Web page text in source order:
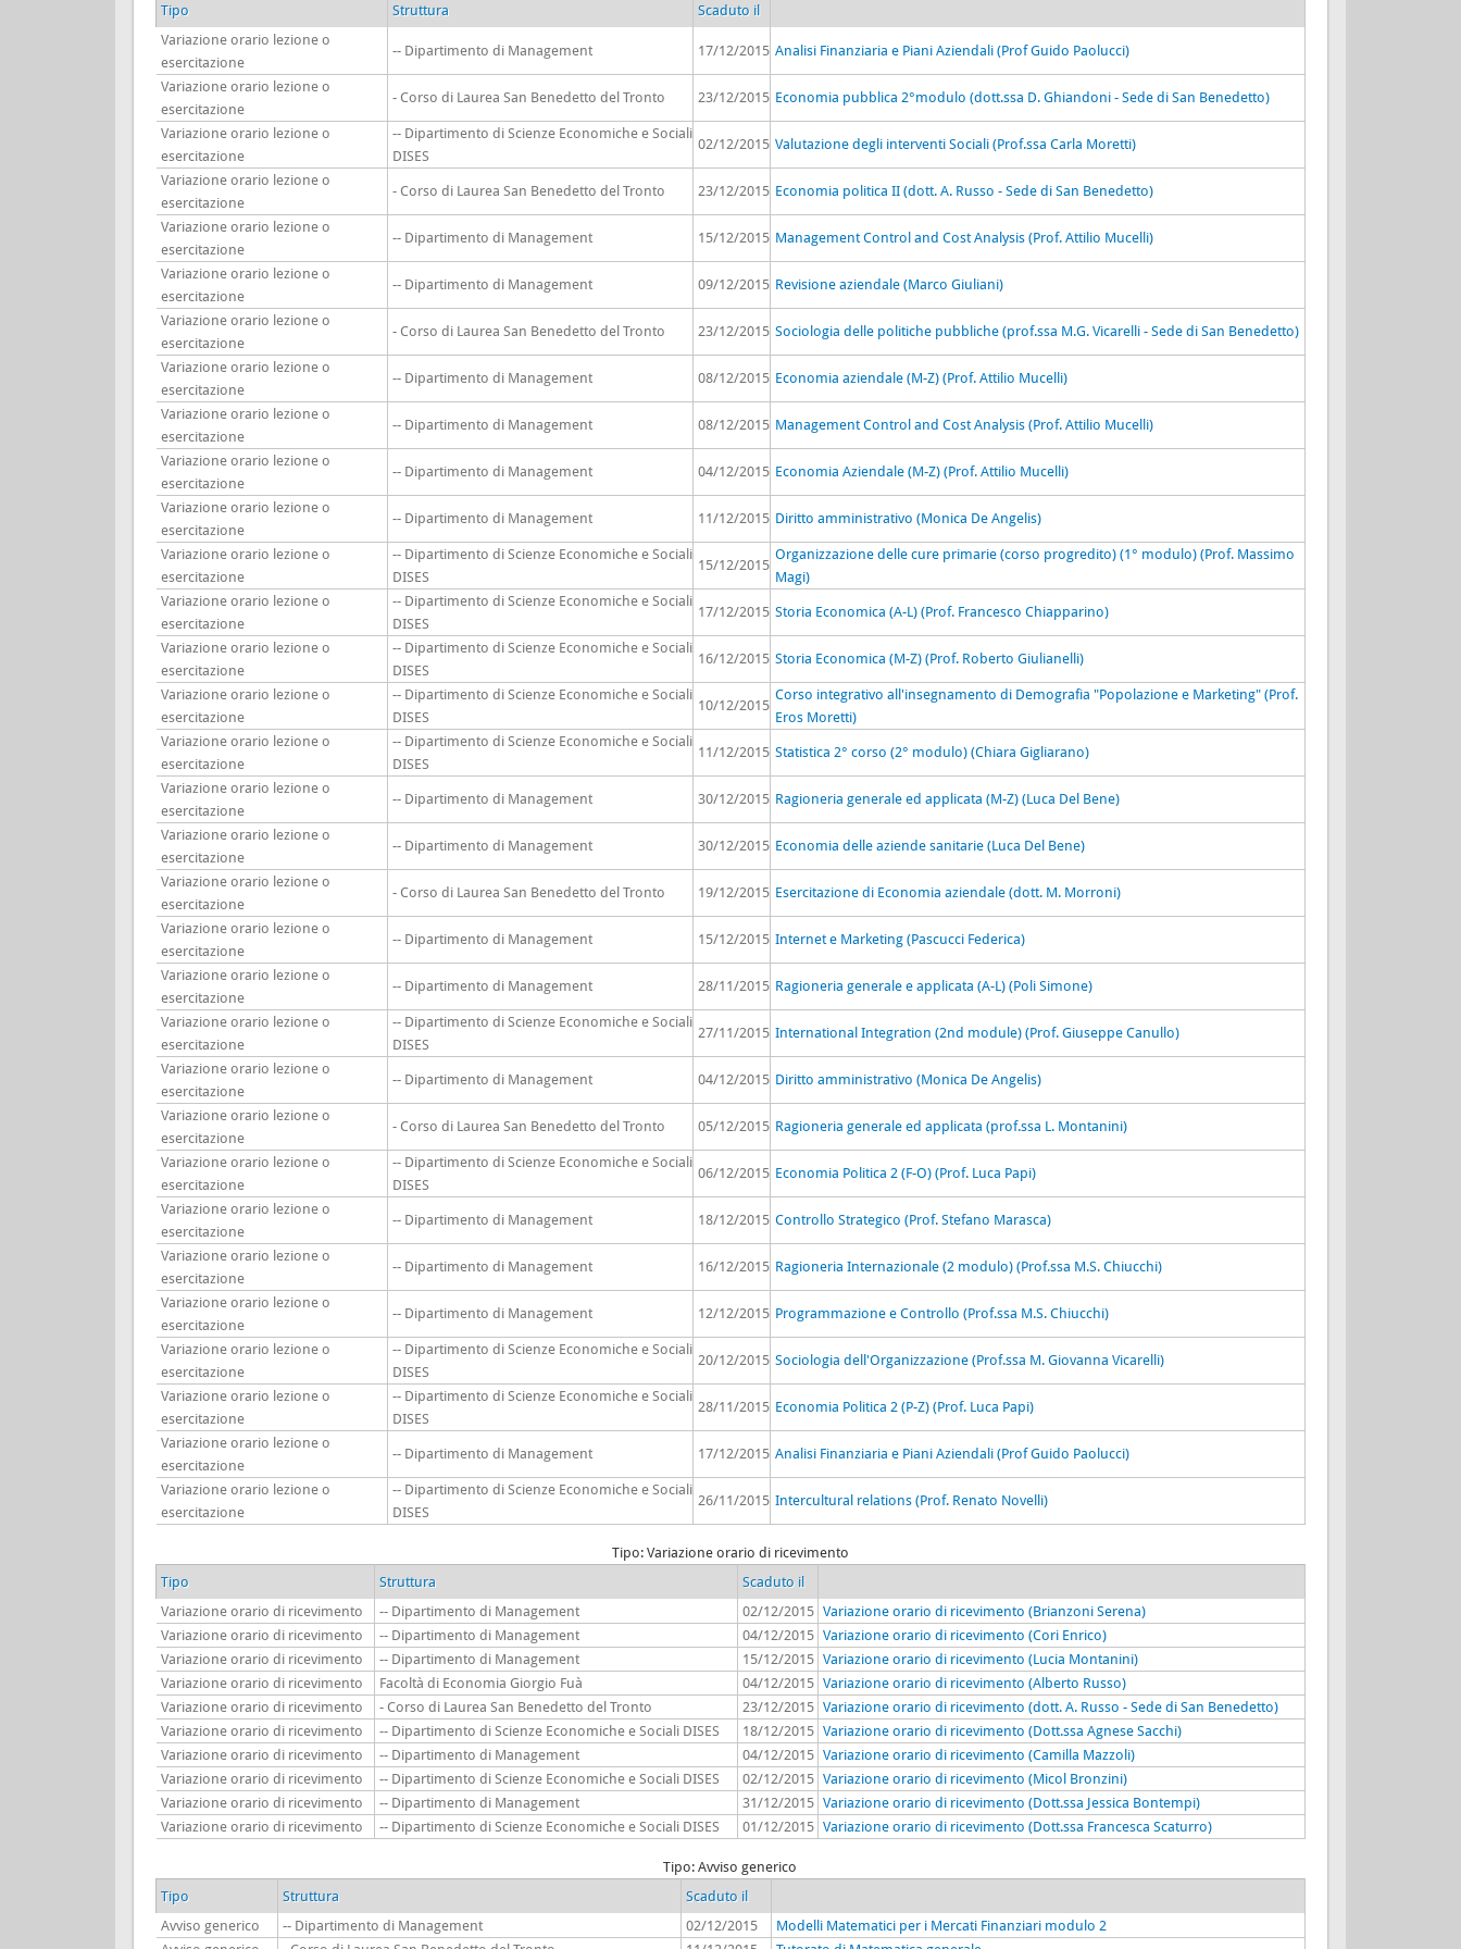
Tipo
Struttura
Scaduto il
Variazione orario lezione o
esercitazione
-- Dipartimento di Management 17/12/2015 Analisi Finanziaria e Piani Aziendali (Prof Guido Paolucci)
Variazione orario lezione o
esercitazione
- Corso di Laurea San Benedetto del Tronto 23/12/2015 Economia pubblica 2°modulo (dott.ssa D. Ghiandoni - Sede di San Benedetto)
Variazione orario lezione o
esercitazione
-- Dipartimento di Scienze Economiche e Sociali
DISES
02/12/2015 Valutazione degli interventi Sociali (Prof.ssa Carla Moretti)
Variazione orario lezione o
esercitazione
- Corso di Laurea San Benedetto del Tronto 23/12/2015 Economia politica II (dott. A. Russo - Sede di San Benedetto)
Variazione orario lezione o
esercitazione
-- Dipartimento di Management 15/12/2015 Management Control and Cost Analysis (Prof. Attilio Mucelli)
Variazione orario lezione o
esercitazione
-- Dipartimento di Management 09/12/2015 Revisione aziendale (Marco Giuliani)
Variazione orario lezione o
esercitazione
- Corso di Laurea San Benedetto del Tronto 23/12/2015 Sociologia delle politiche pubbliche (prof.ssa M.G. Vicarelli - Sede di San Benedetto)
Variazione orario lezione o
esercitazione
-- Dipartimento di Management 08/12/2015 Economia aziendale (M-Z) (Prof. Attilio Mucelli)
Variazione orario lezione o
esercitazione
-- Dipartimento di Management 08/12/2015 Management Control and Cost Analysis (Prof. Attilio Mucelli)
Variazione orario lezione o
esercitazione
-- Dipartimento di Management 04/12/2015 Economia Aziendale (M-Z) (Prof. Attilio Mucelli)
Variazione orario lezione o
esercitazione
-- Dipartimento di Management 11/12/2015 Diritto amministrativo (Monica De Angelis)
Variazione orario lezione o
esercitazione
-- Dipartimento di Scienze Economiche e Sociali
DISES
15/12/2015
Organizzazione delle cure primarie (corso progredito) (1° modulo) (Prof. Massimo
Magi)
Variazione orario lezione o
esercitazione
-- Dipartimento di Scienze Economiche e Sociali
DISES
17/12/2015 Storia Economica (A-L) (Prof. Francesco Chiapparino)
Variazione orario lezione o
esercitazione
-- Dipartimento di Scienze Economiche e Sociali
DISES
16/12/2015 Storia Economica (M-Z) (Prof. Roberto Giulianelli)
Variazione orario lezione o
esercitazione
-- Dipartimento di Scienze Economiche e Sociali
DISES
10/12/2015
Corso integrativo all'insegnamento di Demografia "Popolazione e Marketing" (Prof.
Eros Moretti)
Variazione orario lezione o
esercitazione
-- Dipartimento di Scienze Economiche e Sociali
DISES
11/12/2015 Statistica 2° corso (2° modulo) (Chiara Gigliarano)
Variazione orario lezione o
esercitazione
-- Dipartimento di Management 30/12/2015 Ragioneria generale ed applicata (M-Z) (Luca Del Bene)
Variazione orario lezione o
esercitazione
-- Dipartimento di Management 30/12/2015 Economia delle aziende sanitarie (Luca Del Bene)
Variazione orario lezione o
esercitazione
- Corso di Laurea San Benedetto del Tronto 19/12/2015 Esercitazione di Economia aziendale (dott. M. Morroni)
Variazione orario lezione o
esercitazione
-- Dipartimento di Management 15/12/2015 Internet e Marketing (Pascucci Federica)
Variazione orario lezione o
esercitazione
-- Dipartimento di Management 28/11/2015 Ragioneria generale e applicata (A-L) (Poli Simone)
Variazione orario lezione o
esercitazione
-- Dipartimento di Scienze Economiche e Sociali
DISES
27/11/2015 International Integration (2nd module) (Prof. Giuseppe Canullo)
Variazione orario lezione o
esercitazione
-- Dipartimento di Management 04/12/2015 Diritto amministrativo (Monica De Angelis)
Variazione orario lezione o
esercitazione
- Corso di Laurea San Benedetto del Tronto 05/12/2015 Ragioneria generale ed applicata (prof.ssa L. Montanini)
Variazione orario lezione o
esercitazione
-- Dipartimento di Scienze Economiche e Sociali
DISES
06/12/2015 Economia Politica 2 (F-O) (Prof. Luca Papi)
Variazione orario lezione o
esercitazione
-- Dipartimento di Management 18/12/2015 Controllo Strategico (Prof. Stefano Marasca)
Variazione orario lezione o
esercitazione
-- Dipartimento di Management 16/12/2015 Ragioneria Internazionale (2 modulo) (Prof.ssa M.S. Chiucchi)
Variazione orario lezione o
esercitazione
-- Dipartimento di Management 12/12/2015 Programmazione e Controllo (Prof.ssa M.S. Chiucchi)
Variazione orario lezione o
esercitazione
-- Dipartimento di Scienze Economiche e Sociali
DISES
20/12/2015 Sociologia dell'Organizzazione (Prof.ssa M. Giovanna Vicarelli)
Variazione orario lezione o
esercitazione
-- Dipartimento di Scienze Economiche e Sociali
DISES
28/11/2015 Economia Politica 2 (P-Z) (Prof. Luca Papi)
Variazione orario lezione o
esercitazione
-- Dipartimento di Management 17/12/2015 Analisi Finanziaria e Piani Aziendali (Prof Guido Paolucci)
Variazione orario lezione o
esercitazione
-- Dipartimento di Scienze Economiche e Sociali
DISES
26/11/2015 Intercultural relations (Prof. Renato Novelli)
Tipo: Variazione orario di ricevimento
Tipo
Struttura
Scaduto il
Variazione orario di ricevimento
-- Dipartimento di Management 02/12/2015 Variazione orario di ricevimento (Brianzoni Serena)
Variazione orario di ricevimento
-- Dipartimento di Management 04/12/2015 Variazione orario di ricevimento (Cori Enrico)
Variazione orario di ricevimento
-- Dipartimento di Management 15/12/2015 Variazione orario di ricevimento (Lucia Montanini)
Variazione orario di ricevimento
Facoltà di Economia Giorgio Fuà 04/12/2015 Variazione orario di ricevimento (Alberto Russo)
Variazione orario di ricevimento
- Corso di Laurea San Benedetto del Tronto 23/12/2015 Variazione orario di ricevimento (dott. A. Russo - Sede di San Benedetto)
Variazione orario di ricevimento
-- Dipartimento di Scienze Economiche e Sociali DISES 18/12/2015 Variazione orario di ricevimento (Dott.ssa Agnese Sacchi)
Variazione orario di ricevimento
-- Dipartimento di Management 04/12/2015 Variazione orario di ricevimento (Camilla Mazzoli)
Variazione orario di ricevimento
-- Dipartimento di Scienze Economiche e Sociali DISES 02/12/2015 Variazione orario di ricevimento (Micol Bronzini)
Variazione orario di ricevimento
-- Dipartimento di Management 31/12/2015 Variazione orario di ricevimento (Dott.ssa Jessica Bontempi)
Variazione orario di ricevimento
-- Dipartimento di Scienze Economiche e Sociali DISES 01/12/2015 Variazione orario di ricevimento (Dott.ssa Francesca Scaturro)
Tipo: Avviso generico
Tipo
Struttura
Scaduto il
Avviso generico
-- Dipartimento di Management 02/12/2015
Modelli Matematici per i Mercati Finanziari modulo 2